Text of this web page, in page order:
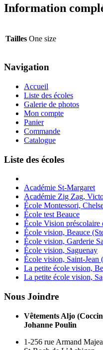
Information
Tailles One size
Navigation
Accueil
Liste des écoles
Galerie de photos
Mon compte
Panier
Commande
Catalogue
Liste des écoles
Académie St-Margaret
Académie Zig Zag,
École Montessori,
École test Beauce
École Vision préscolaire
École vision, Beauce
École vision, Garderie
École vision, Saguenay
École vision, Saint-Jean
La petite école vision,
La petite école vision,
Nous Joindre
Vêtements Aljo
Johanne Poulin
1-256 rue Armand